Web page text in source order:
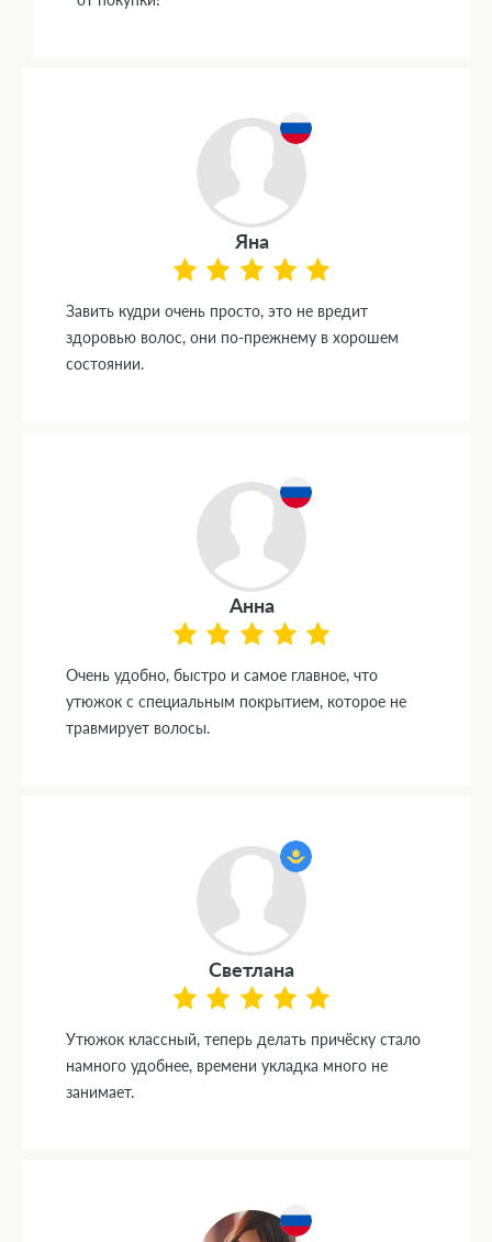
Яна
Завить кудри очень просто, это не вредит
здоровью волос, они по-прежнему в хорошем
состоянии.
Анна
Очень удобно, быстро и самое главное, что
утюжок с специальным покрытием, которое не
травмирует волосы.
Светлана
Утюжок классный, теперь делать причёску стало
намного удобнее, времени укладка много не
занимает.